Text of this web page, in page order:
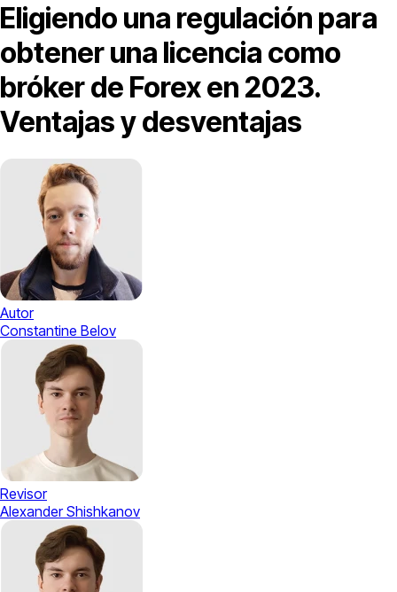
Eligiendo una regulación para
obtener una licencia como
bróker de Forex en 2023.
Ventajas y desventajas
Autor
Constantine Belov
Revisor
Alexander Shishkanov